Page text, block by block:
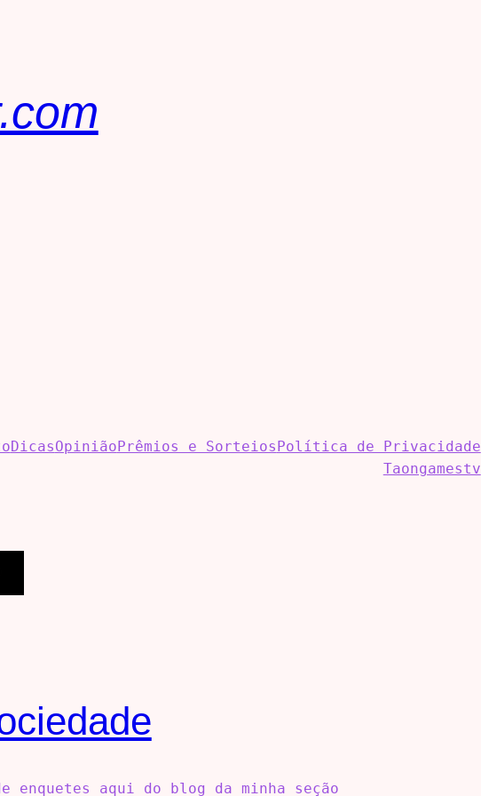
DicasOpinião Prêmios e Sorteios Política de Privacidade
Taongamestv
enquetes aqui do blog da minha seção